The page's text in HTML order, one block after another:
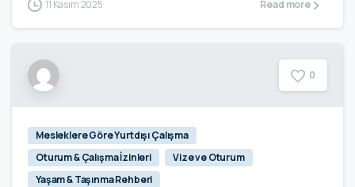
11 Kasım 2025 Read more
0
Mesleklere Göre Yurtdışı Çalışma
Oturum & Çalışma İzinleri
Vize ve Oturum
Yaşam & Taşınma Rehberi